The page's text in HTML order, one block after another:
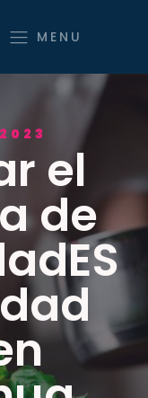
MENU
el
de